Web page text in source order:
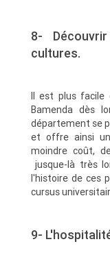
8-
cultures.
Il est plus facile
Bamenda dès
département se
et offre ainsi
moindre coût,
jusque-là très
l'histoire de ces
cursus
9-